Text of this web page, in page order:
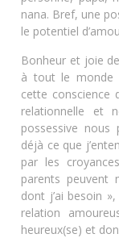
nana. Bref, une
le potentiel
Bonheur et joie
à tout le monde
cette conscience
relationnelle et
possessive nous
déjà ce que
par les
parents peuvent
dont j’ai besoin
relation
heureux(se) et